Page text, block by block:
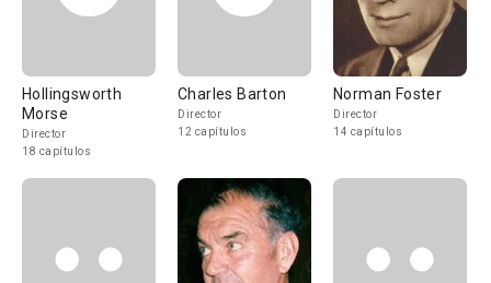
Hollingsworth
Morse
Director
18 capítulos
Charles Barton
Director
12 capítulos
Norman Foster
Director
14 capítulos